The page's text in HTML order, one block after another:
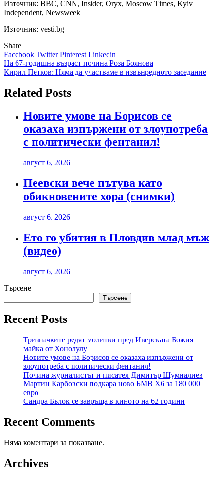
Източник: BBC, CNN, Insider, Oryx, Мoscow Тimes, Kyiv
Independent, Newsweek
Източник: vesti.bg
Share
Facebook TwitterPinterest Linkedin
Навигация
На 67-годишна възраст почина Роза Боянова
Кирил Петков: Няма да участваме в извънредното заседание
Related Posts
Новите умове на Борисов се
оказаха изпържени от злоупотреба
с политически фентанил!
август 6, 2026
Пеевски вече пътува като
обикновените хора (снимки)
август 6, 2026
Ето го убития в Пловдив млад мъж
(видео)
август 6, 2026
Търсене
Търсене
Recent Posts
Тризначките редят молитви пред Иверската Божия
майка от Хонолулу
Новите умове на Борисов се оказаха изпържени от
злоупотреба с политически фентанил!
Почина журналистът и писател Димитър Шумналиев
Мартин Карбовски подкара ново БМВ Х6 за 180 000
евро
Сандра Бълок се завръща в киното на 62 години
Recent Comments
Няма коментари за показване.
Archives